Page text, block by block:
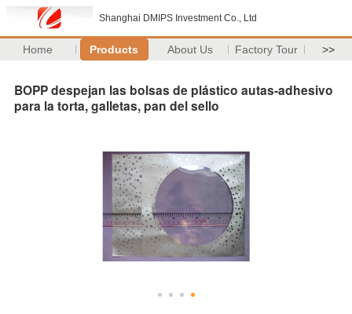
Shanghai DMIPS Investment Co., Ltd
Home Products About Us Factory Tour >>
BOPP despejan las bolsas de plástico autas-adhesivo
para la torta, galletas, pan del sello